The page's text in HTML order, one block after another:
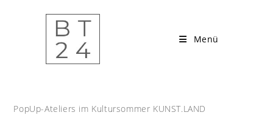
Menü
PopUp-Ateliers im Kultursommer KUNST.LAND